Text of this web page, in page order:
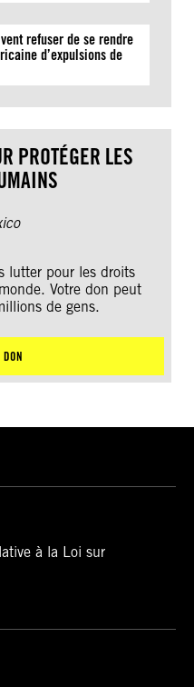
refuser de se rendre
d’expulsions de
PROTÉGER LES
lutter pour les droits
Votre don peut
de gens.
DON
à la Loi sur